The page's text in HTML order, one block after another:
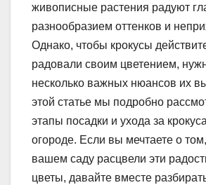
живописные растения радуют
разнообразием оттенков и
Однако, чтобы крокусы
радовали своим цветением,
несколько важных нюансов их
этой статье мы подробно
этапы посадки и ухода за
огороде. Если вы мечтаете о
вашем саду расцвели эти
цветы, давайте вместе